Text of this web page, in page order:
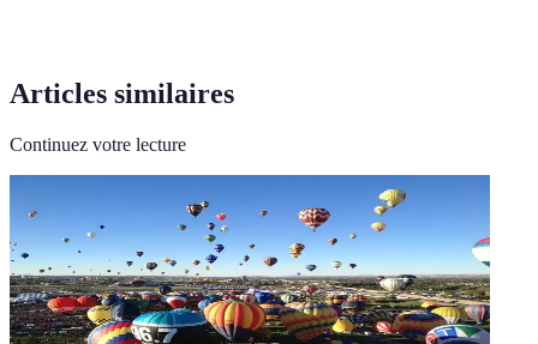
Articles similaires
Continuez votre lecture